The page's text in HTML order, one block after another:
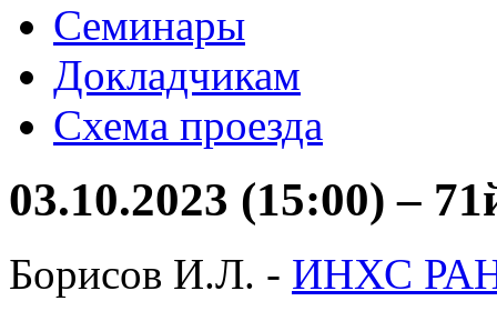
Семинары
Докладчикам
Схема проезда
03.10.2023 (15:00) –
Борисов И.Л. - ИНХС